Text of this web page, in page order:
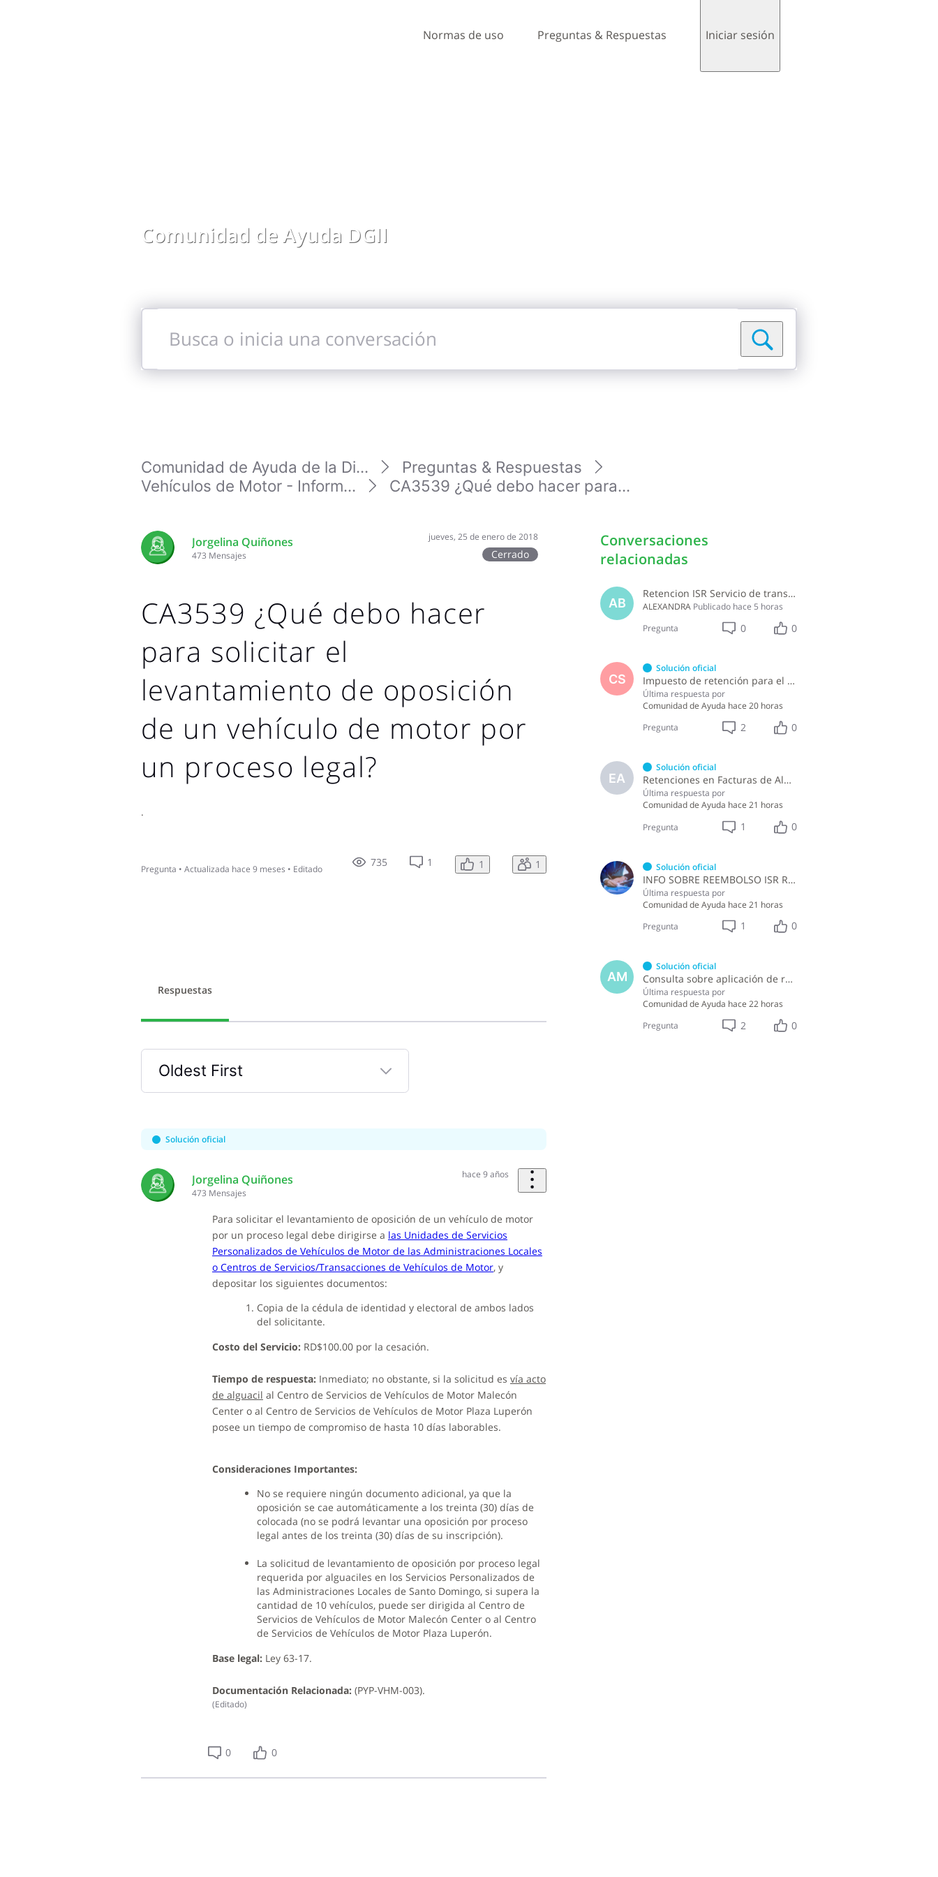
Normas de uso Preguntas & Respuestas Iniciar sesión
Comunidad de Ayuda DGII
Busca
inicia
Comunidad de Ayuda de la Di...
Preguntas & Respuestas
Vehículos de Motor - Inform...
CA3539 ¿Qué debo hacer para...
Jorgelina Quiñones
473 Mensajes
jueves, 25 de enero de 2018
Cerrado
CA3539 ¿Qué debo hacer
para solicitar el
levantamiento de oposición
de un vehículo de motor por
un proceso legal?
.
Pregunta • Actualizada hace 9 meses • Editado
735 1 1 1
Respuestas
Oldest First
Selected
First
Solución oficial
Jorgelina Quiñones
473 Mensajes
hace 9 años
Para solicitar el levantamiento de oposición de un vehículo de motor
por un proceso legal debe dirigirse a las Unidades de Servicios
Personalizados de Vehículos de Motor de las Administraciones Locales
o Centros de Servicios/Transacciones de Vehículos de Motor, y
depositar los siguientes documentos:
Copia de la cédula de identidad y electoral de ambos lados
del solicitante.
Costo del Servicio: RD$100.00 por la cesación.
Tiempo de respuesta:Inmediato; no obstante, si la solicitud es vía acto
de alguacil al Centro de Servicios de Vehículos de Motor Malecón
Center o al Centro de Servicios de Vehículos de Motor Plaza Luperón
posee un tiempo de compromiso de hasta 10 días laborables.
Consideraciones Importantes:
No se requiere ningún documento adicional, ya que la
oposición se cae automáticamente a los treinta (30) días de
colocada (no se podrá levantar una oposición por proceso
legal antes de los treinta (30) días de su inscripción).
La solicitud de levantamiento de oposición por proceso legal
requerida por alguaciles en los Servicios Personalizados de
las Administraciones Locales de Santo Domingo, si supera la
cantidad de 10 vehículos, puede ser dirigida al Centro de
Servicios de Vehículos de Motor Malecón Center o al Centro
de Servicios de Vehículos de Motor Plaza Luperón.
Base legal:Ley 63-17.
Documentación Relacionada:(PYP-VHM-003).
(Editado)
0 0
Conversaciones
relacionadas
AB
Retencion ISR Servicio de transporte persona fisica
ALEXANDRA Publicado hace 5 horas
Pregunta
0 0
CS
Solución oficial
Impuesto de retención para el pago por licencia de software y soporte de software ?
Última respuesta por
Comunidad de Ayuda hace 20 horas
Pregunta
2 0
EA
Solución oficial
Retenciones en Facturas de Almuerzo
Última respuesta por
Comunidad de Ayuda hace 21 horas
Pregunta
1 0
Solución oficial
INFO SOBRE REEMBOLSO ISR RETENCIONES ASALARIADOS
Última respuesta por
Comunidad de Ayuda hace 21 horas
Pregunta
1 0
AM
Solución oficial
Consulta sobre aplicación de retenciones en la compra de alimentos a persona física
Última respuesta por
Comunidad de Ayuda hace 22 horas
Pregunta
2 0